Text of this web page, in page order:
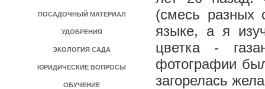
ПОСАДОЧНЫЙ МАТЕРИАЛ
УДОБРЕНИЯ
ЭКОЛОГИЯ САДА
ЮРИДИЧЕСКИЕ ВОПРОСЫ
ОБУЧЕНИЕ
(смесь разных
языке, а я
цветка -
фотографии
загорелась